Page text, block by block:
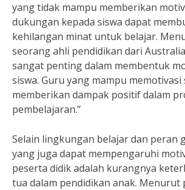
yang tidak mampu memberikan
dukungan kepada siswa dapat
kehilangan minat untuk belajar.
seorang ahli pendidikan dari
sangat penting dalam membentuk
siswa. Guru yang mampu memotivasi
memberikan dampak positif dalam
pembelajaran.”
Selain lingkungan belajar dan peran
yang juga dapat mempengaruhi
peserta didik adalah kurangnya
tua dalam pendidikan anak. Menurut